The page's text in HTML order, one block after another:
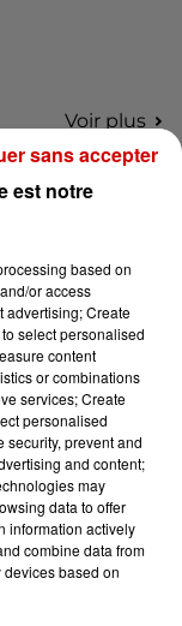
Voir plus
pour le
2026
vos entrées
de nos
- Gagnez
au cœur
est notre
based on
or access
advertising; Create
select personalised
content
or combinations
services; Create
personalised
security, prevent and
and content;
may
data to offer
information actively
combine data from
based on
sans accepter